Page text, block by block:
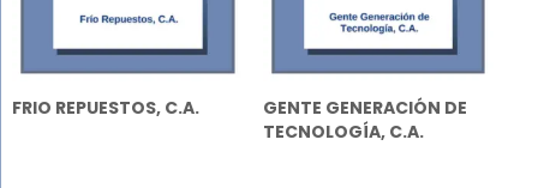
FRIO REPUESTOS, C.A.
GENTE GENERACIÓN DE
TECNOLOGÍA, C.A.